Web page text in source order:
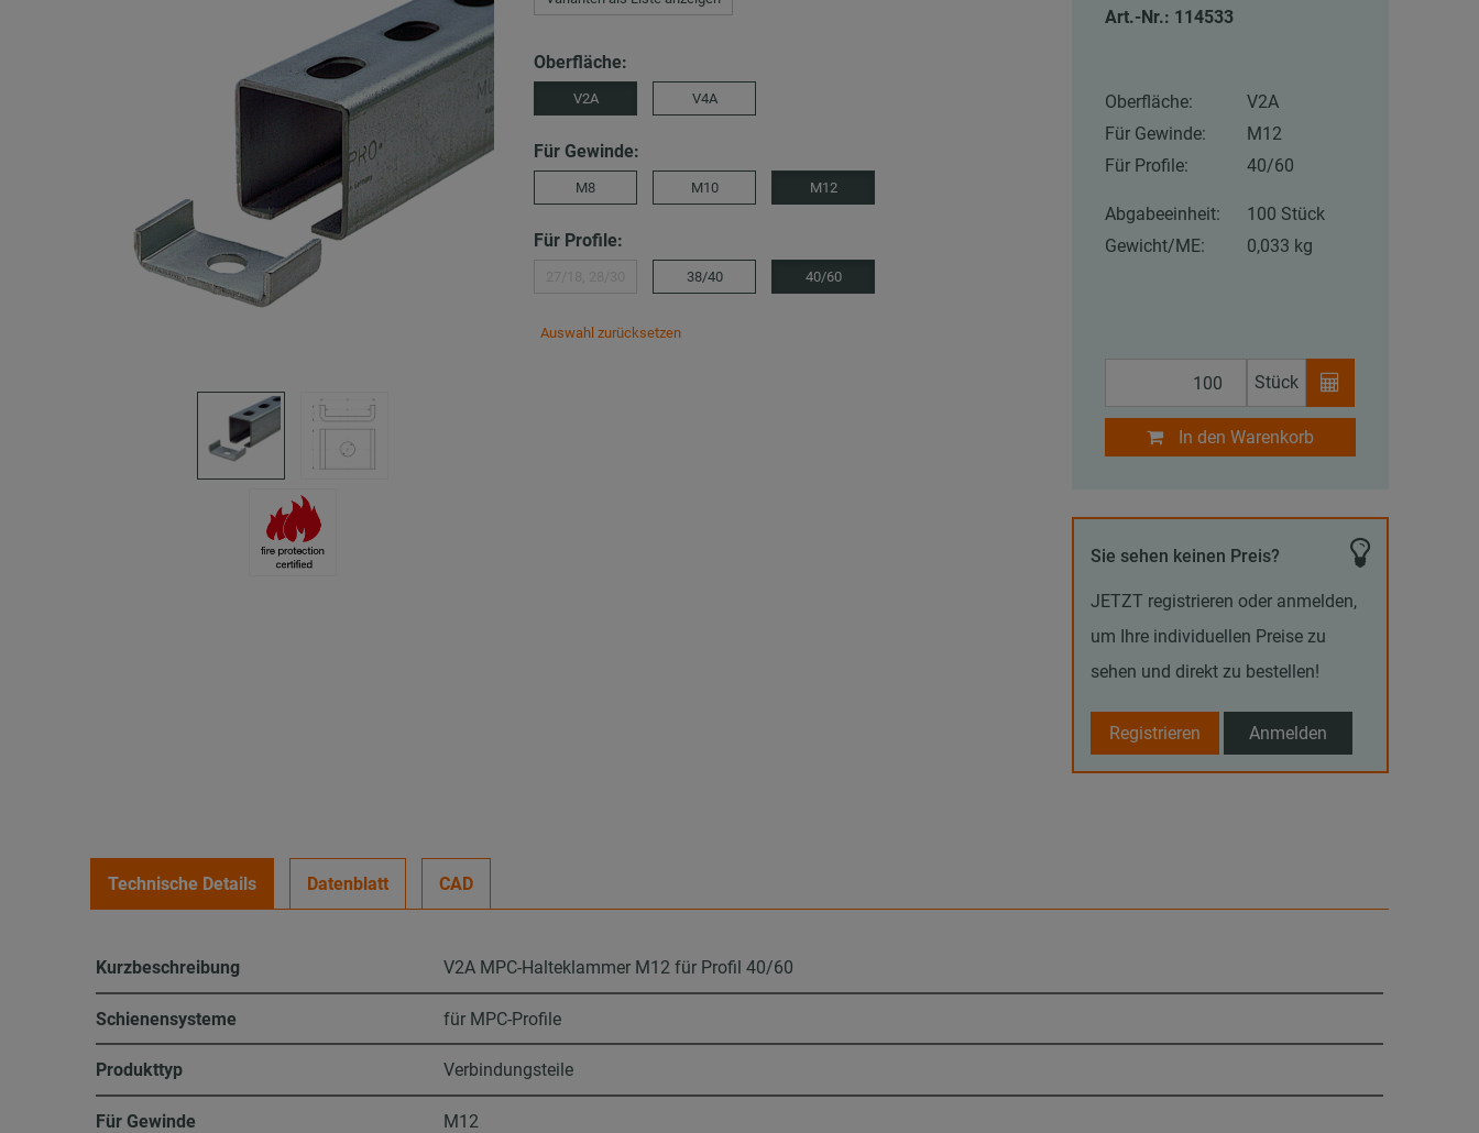
Oberfläche:
V2A V4A
Für Gewinde:
M8 M10 M12
Für Profile:
38/40 40/60
Auswahl zurücksetzen
Art.-Nr.: 114533
Oberfläche:
V2A
Für Gewinde:
M12
Für Profile:
40/60
Abgabeeinheit:
100 Stück
Gewicht/ME:
0,033 kg
Stück
In den Warenkorb
Sie sehen keinen Preis?
JETZT registrieren oder anmelden,
um Ihre individuellen Preise zu
sehen und direkt zu bestellen!
Registrieren Anmelden
Technische Details Datenblatt CAD
Kurzbeschreibung V2A MPC-Halteklammer M12 für Profil 40/60
Schienensysteme für MPC-Profile
Produkttyp Verbindungsteile
Für Gewinde M12